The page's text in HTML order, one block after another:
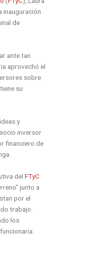
inauguración
de
ante tan
aprovechó el
sobre
su
y
inversor
financiero de
del FTyC
junto a
por el
trabajo.
los